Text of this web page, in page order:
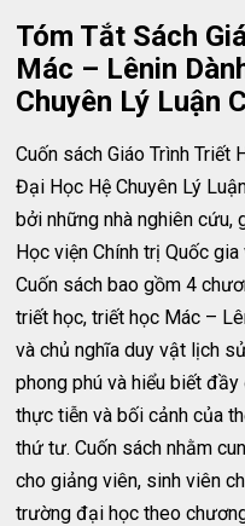
Tóm Tắt Sách
Mác – Lênin
Chuyên Lý Luận
Cuốn sách Giáo Trình Triết
Đại Học Hệ Chuyên Lý
bởi những nhà nghiên cứu,
Học viện Chính trị Quốc
Cuốn sách bao gồm 4
triết học, triết học Mác –
và chủ nghĩa duy vật lịch
phong phú và hiểu biết
thực tiễn và bối cảnh của
thứ tư. Cuốn sách nhằm
cho giảng viên, sinh viên
trường đại học theo